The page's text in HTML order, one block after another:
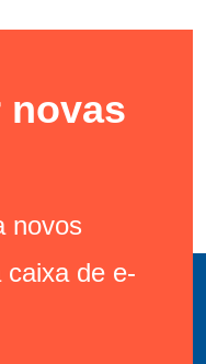
novas
novos
caixa de e-